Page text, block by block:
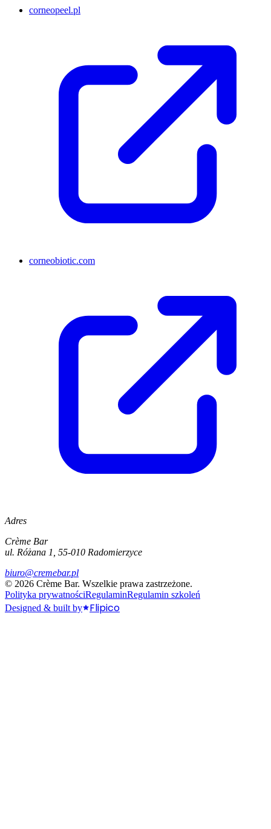
corneopeel.pl
corneobiotic.com
Adres
Crème Bar
ul. Różana 1, 55-010 Radomierzyce
biuro@cremebar.pl
© 2026 Crème Bar. Wszelkie prawa zastrzeżone.
Polityka prywatnościRegulaminRegulamin szkoleń
Designed & built by
Flipico